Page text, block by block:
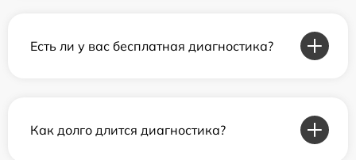
Есть ли у вас бесплатная диагностика?
Как долго длится диагностика?